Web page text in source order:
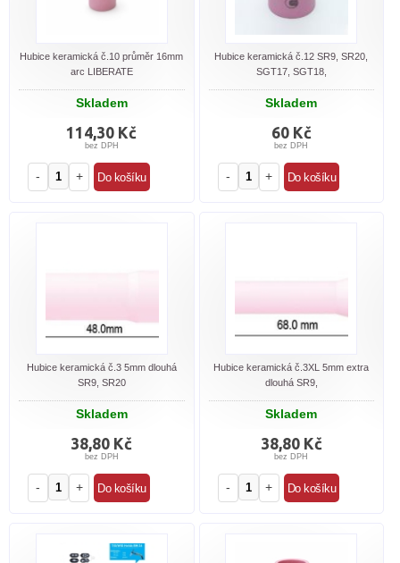
Hubice keramická č.10 průměr 16mm
arc LIBERATE
Skladem
114,30 Kč
bez DPH
- +
Hubice keramická č.12 SR9, SR20,
SGT17, SGT18,
Skladem
60 Kč
bez DPH
- +
Hubice keramická č.3 5mm dlouhá
SR9, SR20
Skladem
38,80 Kč
bez DPH
- +
Hubice keramická č.3XL 5mm extra
dlouhá SR9,
Skladem
38,80 Kč
bez DPH
- +